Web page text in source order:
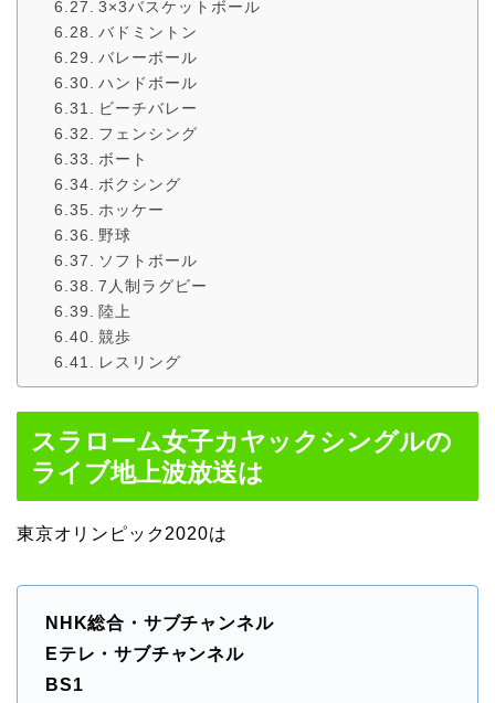
3×3バスケットボール
バドミントン
バレーボール
ハンドボール
ビーチバレー
フェンシング
ボート
ボクシング
ホッケー
野球
ソフトボール
7人制ラグビー
陸上
競歩
レスリング
スラローム女子カヤックシングルの
ライブ地上波放送は
東京オリンピック2020は
NHK総合・サブチャンネル
Eテレ・サブチャンネル
BS1